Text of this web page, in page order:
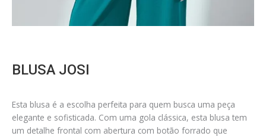
BLUSA JOSI
Esta blusa é a escolha perfeita para quem busca uma peça
elegante e sofisticada. Com uma gola clássica, esta blusa tem
um detalhe frontal com abertura com botão forrado que